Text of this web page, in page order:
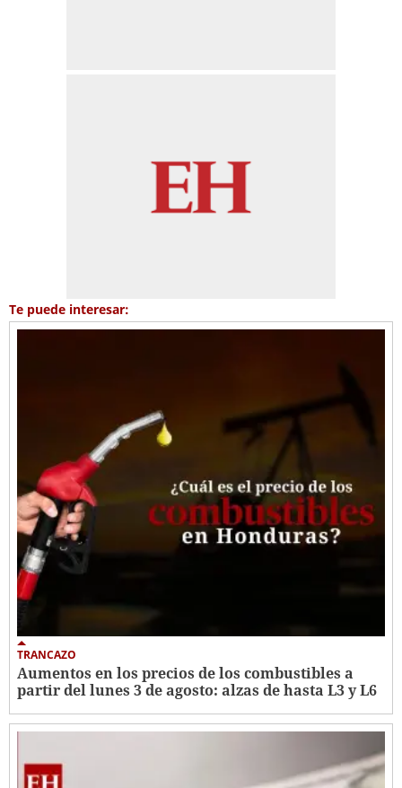
Te puede interesar:
TRANCAZO
Aumentos en los precios de los combustibles a
partir del lunes 3 de agosto: alzas de hasta L3 y L6 ​​​​​​